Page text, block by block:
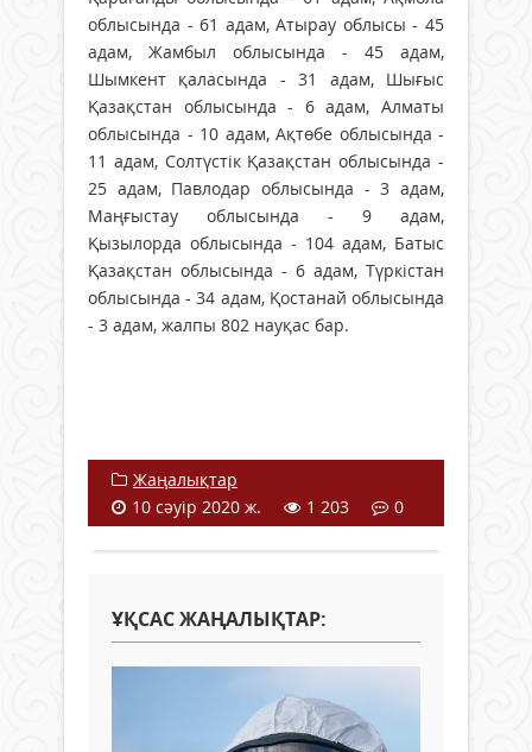
облысында - 61 адам, Атырау облысы - 45
адам, Жамбыл облысында - 45 адам,
Шымкент қаласында - 31 адам, Шығыс
Қазақстан облысында - 6 адам, Алматы
облысында - 10 адам, Ақтөбе облысында -
11 адам, Солтүстік Қазақстан облысында -
25 адам, Павлодар облысында - 3 адам,
Маңғыстау облысында - 9 адам,
Қызылорда облысында - 104 адам, Батыс
Қазақстан облысында - 6 адам, Түркістан
облысында - 34 адам, Қостанай облысында
- 3 адам, жалпы 802 науқас бар.
Жаңалықтар
10 сәуір 2020 ж.
1 203 0
ҰҚСАС ЖАҢАЛЫҚТАР: